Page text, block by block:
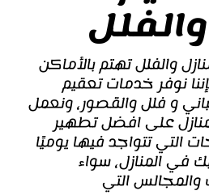
والفلل تهتم بالأماكن
نوفر خدمات تعقيم
و فلل والقصور، ونعمل
على افضل تطهير
التي تتواجد فيها يوميًا
المنازل، سواء
والمجالس التي